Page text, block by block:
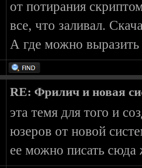
от потирания
все, что заливал.
А где можно выразить
RE: Фрилич и новая
эта темя для того и
юзеров от новой
ее можно писать сюда